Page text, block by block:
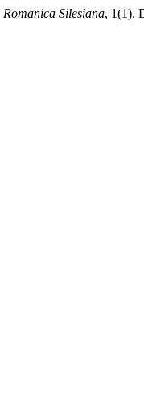
Romanica Silesiana, 1(1).